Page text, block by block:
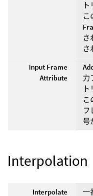
こ
さ
さ
Input Frame
Attribute
力
こ
フ
号
Interpolation
Interpolate 一